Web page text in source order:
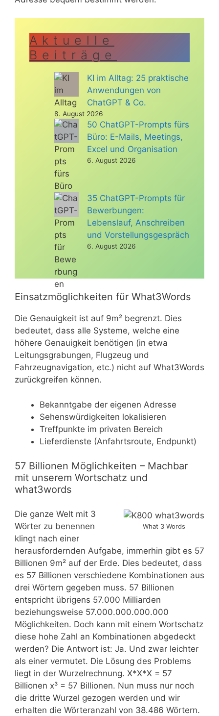
Aktuelle
Beiträge
KI im Alltag: 25 praktische
Anwendungen von
ChatGPT & Co.
8. August 2026
50 ChatGPT-Prompts fürs
Büro: E-Mails, Meetings,
Excel und Organisation
6. August 2026
35 ChatGPT-Prompts für
Bewerbungen:
Lebenslauf, Anschreiben
und Vorstellungsgespräch
6. August 2026
Einsatzmöglichkeiten für What3Words
Die Genauigkeit ist auf 9m² begrenzt. Dies
bedeutet, dass alle Systeme, welche eine
höhere Genauigkeit benötigen (in etwa
Leitungsgrabungen, Flugzeug und
Fahrzeugnavigation, etc.) nicht auf What3Words
zurückgreifen können.
Bekanntgabe der eigenen Adresse
Sehenswürdigkeiten lokalisieren
Treffpunkte im privaten Bereich
Lieferdienste (Anfahrtsroute, Endpunkt)
57 Billionen Möglichkeiten – Machbar
mit unserem Wortschatz und
what3words
What 3 Words
Die ganze Welt mit 3
Wörter zu benennen
klingt nach einer
herausfordernden Aufgabe, immerhin gibt es 57
Billionen 9m² auf der Erde. Dies bedeutet, dass
es 57 Billionen verschiedene Kombinationen aus
drei Wörtern gegeben muss. 57 Billionen
entspricht übrigens 57.000 Milliarden
beziehungsweise 57.000.000.000.000
Möglichkeiten. Doch kann mit einem Wortschatz
diese hohe Zahl an Kombinationen abgedeckt
werden? Die Antwort ist: Ja. Und zwar leichter
als einer vermutet. Die Lösung des Problems
liegt in der Wurzelrechnung. X*X*X = 57
Billionen x³ = 57 Billionen. Nun muss nur noch
die dritte Wurzel gezogen werden und wir
erhalten die Wörteranzahl von 38.486 Wörtern.